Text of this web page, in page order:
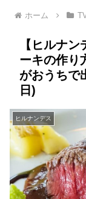
ホーム
【ヒルナ
ーキの作り
がおうちで
日)
ヒルナンデス